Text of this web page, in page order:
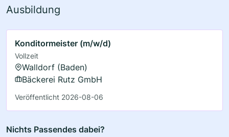
Ausbildung
Konditormeister (m/w/d)
Vollzeit
Walldorf (Baden)
Bäckerei Rutz GmbH
Veröffentlicht 2026-08-06
Nichts Passendes dabei?